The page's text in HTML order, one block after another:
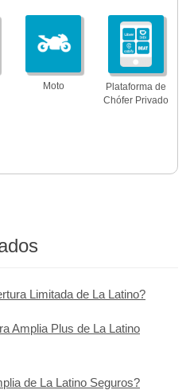
Moto
Plataforma de
Chófer Privado
Limitada de La Latino?
Amplia Plus de La Latino
de La Latino Seguros?